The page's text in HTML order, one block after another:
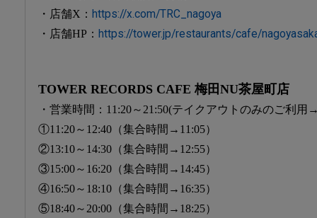
・店舗X： https://x.com/TRC_nagoya
・店舗HP： https://tower.jp/restaurants/cafe/
TOWER RECORDS CAFE 梅田NU茶屋町店
・営業時間：11:20～21:50(テイクアウトのみのご利用
①11:20～12:40（集合時間→11:05）
②13:10～14:30（集合時間→12:55）
③15:00～16:20（集合時間→14:45）
④16:50～18:10（集合時間→16:35）
⑤18:40～20:00（集合時間→18:25）